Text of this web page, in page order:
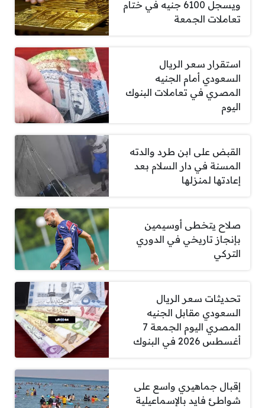
ويسجل 6100 جنيه في ختام
تعاملات الجمعة
استقرار سعر الريال
السعودي أمام الجنيه
المصري في تعاملات البنوك
اليوم
القبض على ابن طرد والدته
المسنة في دار السلام بعد
إعادتها لمنزلها
صلاح يتخطى أوسيمين
بإنجاز تاريخي في الدوري
التركي
تحديثات سعر الريال
السعودي مقابل الجنيه
المصري اليوم الجمعة 7
أغسطس 2026 في البنوك
إقبال جماهيري واسع على
شواطئ فايد بالإسماعيلية